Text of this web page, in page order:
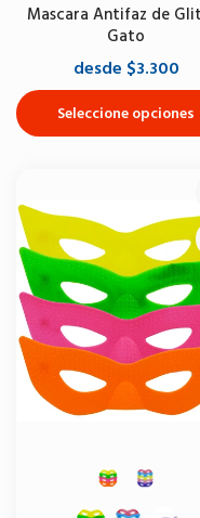
Mascara Antifaz de
Gato
desde $3.300
Seleccione opciones